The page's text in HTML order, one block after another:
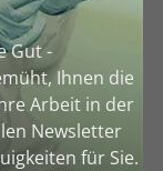
Gut -
Ihnen die
Arbeit in der
Newsletter
für Sie.